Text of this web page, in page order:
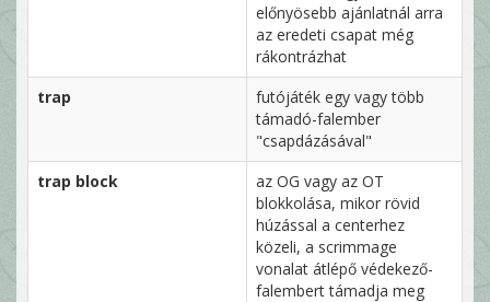
előnyösebb ajánlatnál arra
az eredeti csapat még
rákontrázhat
trap
futójáték egy vagy több
támadó-falember
"csapdázásával"
trap block
az OG vagy az OT
blokkolása, mikor rövid
húzással a centerhez
közeli, a scrimmage
vonalat átlépő védekező-
falembert támadja meg